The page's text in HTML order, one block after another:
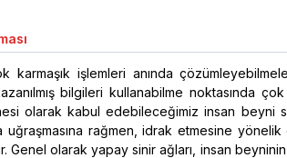
karmaşık işlemleri anında
bilgileri kullanabilme noktasında
olarak kabul edebileceğimiz insan beyni
uğraşmasına rağmen, idrak etmesine yönelik
Genel olarak yapay sinir ağları, insan